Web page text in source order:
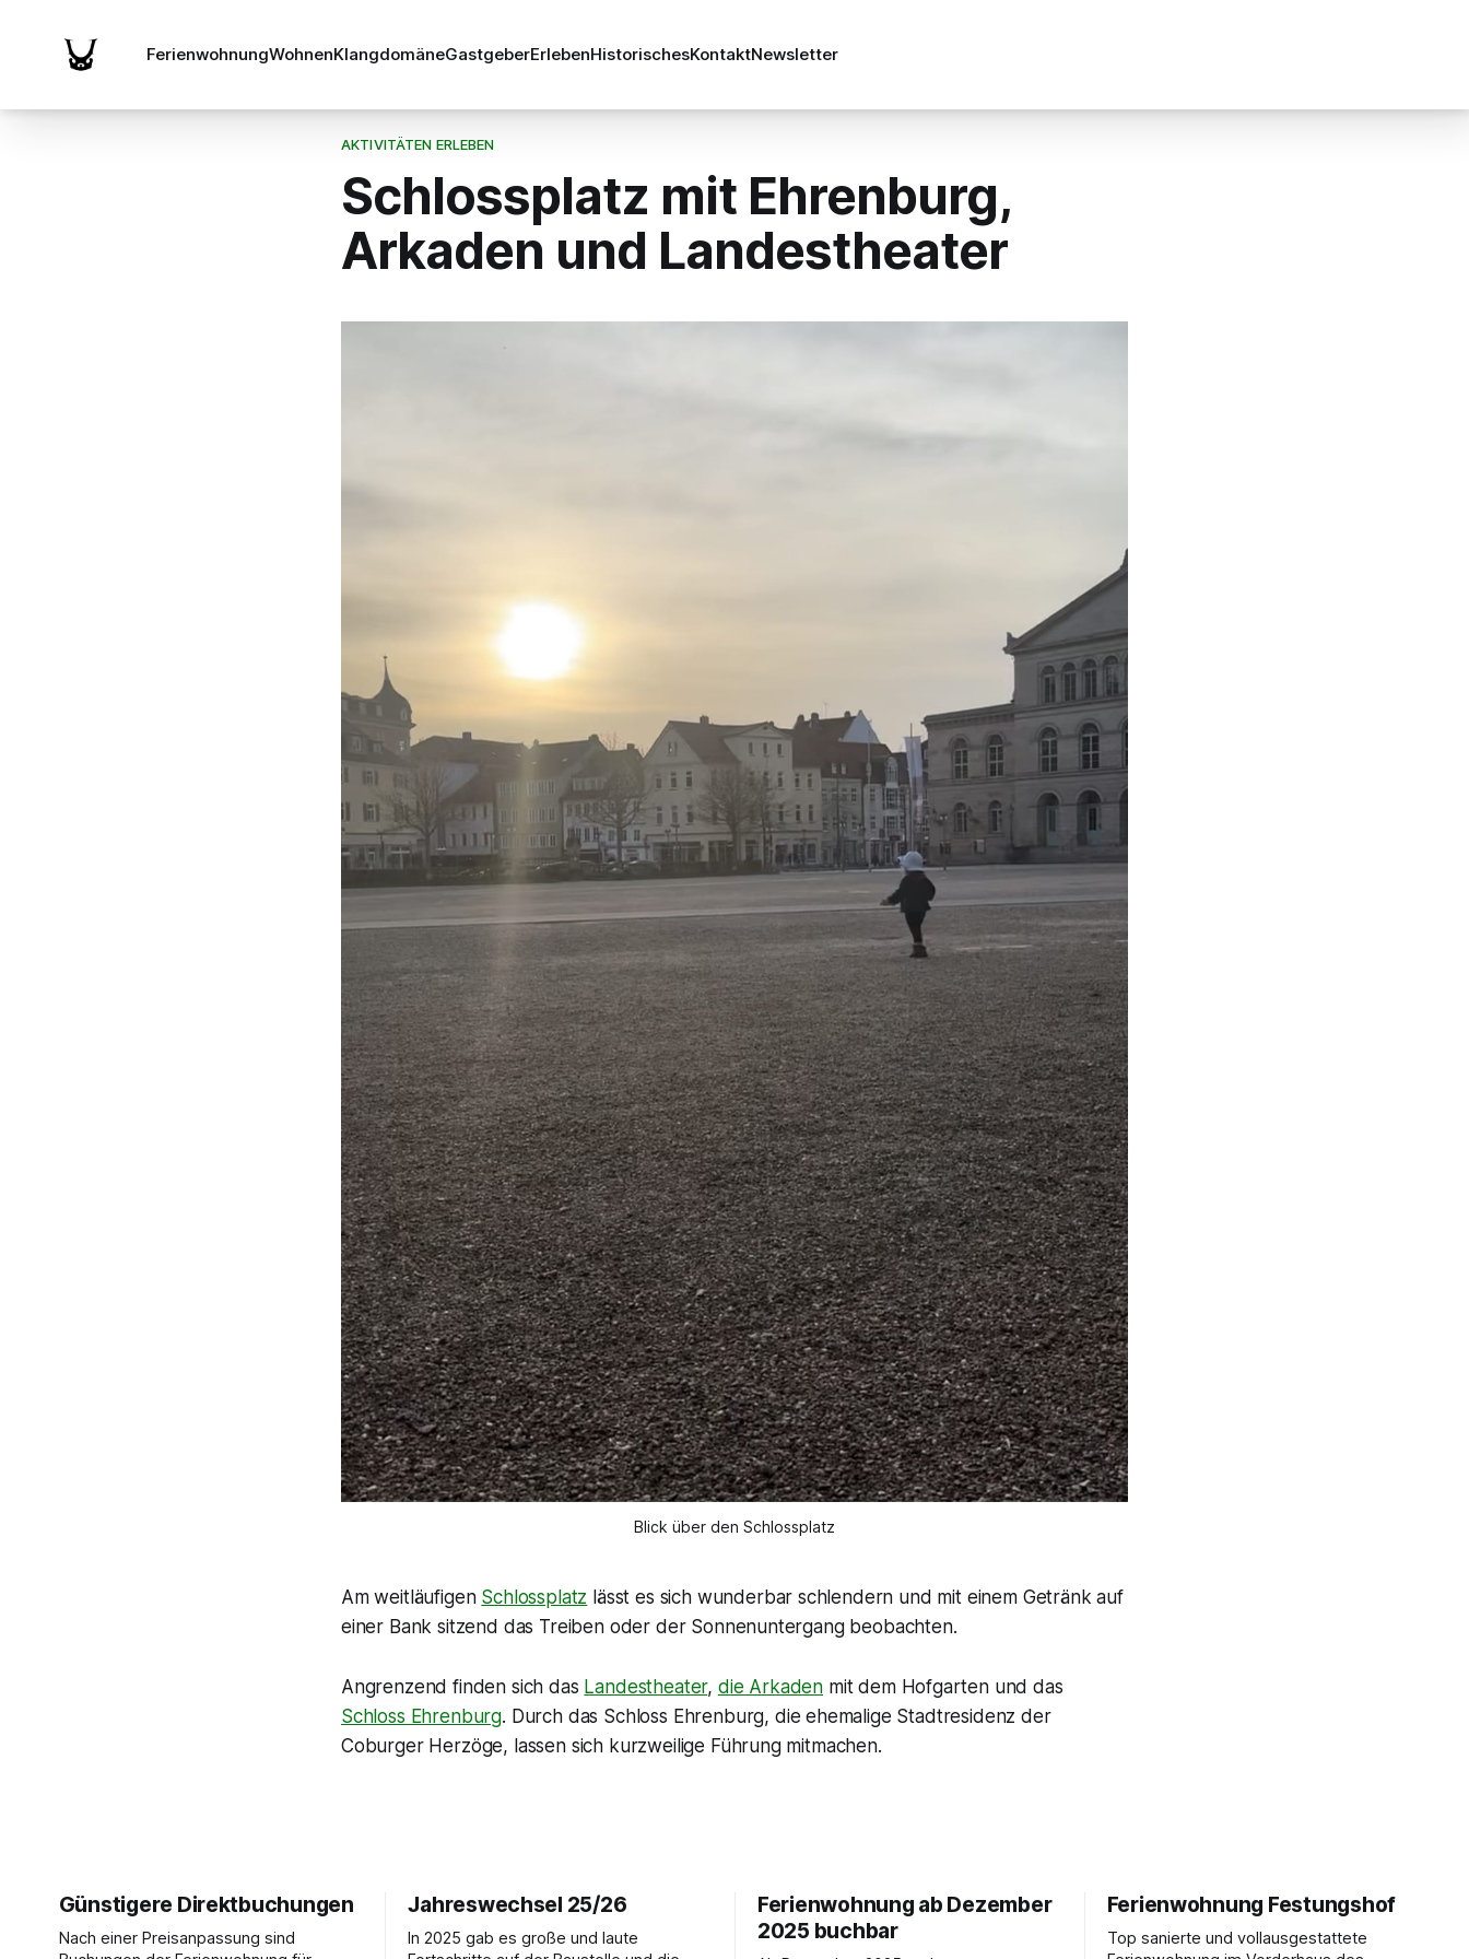
FerienwohnungWohnenKlangdomäneGastgeberErlebenHistorischesKontaktNewsletter
AKTIVITÄTEN ERLEBEN
Schlossplatz mit Ehrenburg,
Arkaden und Landestheater
Blick über den Schlossplatz
Am weitläufigen Schlossplatz lässt es sich wunderbar schlendern und mit einem Getränk auf
einer Bank sitzend das Treiben oder der Sonnenuntergang beobachten.
Angrenzend finden sich das Landestheater, die Arkaden mit dem Hofgarten und das
Schloss Ehrenburg. Durch das Schloss Ehrenburg, die ehemalige Stadtresidenz der
Coburger Herzöge, lassen sich kurzweilige Führung mitmachen.
Günstigere Direktbuchungen
Nach einer Preisanpassung sind
Jahreswechsel 25/26
In 2025 gab es große und laute
Ferienwohnung ab Dezember
2025 buchbar
Ferienwohnung Festungshof
Top sanierte und vollausgestattete